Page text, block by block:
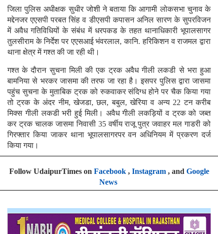
जिला पुलिस अधीक्षक सुधीर जोशी ने बताया कि आगामी लोकसभा चुनाव के
मद्देनजर एएसपी परबत सिंह व डीएसपी कपासन अनिल सारण के सुपरविजन
में अवैध गतिविधियों के संबंध में धरपकड के तहत थानाधिकारी भूपालसागर
तुलसीराम के निर्देश पर एएसआई भंवरलाल, कानि. हरिकिशन व राजमल द्वारा
थाना क्षेत्र में गश्त की जा रही थी।
गश्त के दौरान सुचना मिली की एक ट्रक अवैध गीली लकडी से भरा हुआ
बामनिया से भरकर जासमा की तरफ जा रहा है। इसपर पुलिस द्वारा जासमा
पहुंच सुचना के मुताबिक ट्रक को रुकवाकर संदिग्ध होने पर चैक किया गया
तो ट्रक के अंदर नीम, खेजडा, छल, बबुल, खेरिया व अन्य 22 टन करीब
मिक्स गीली लकडी भरी हुई मिली। अवैध गीली लकड़ियों व ट्रक को जब्त
कर ट्रक चालक जासमा निवासी 35 वर्षीय राजू पुत्र जवाहर मल गाडरी को
गिरफ्तार किया जाकर थाना भूपालसागरपर वन अधिनियम में प्रकरण दर्ज
किया गया।
Follow UdaipurTimes on Facebook, Instagram, and Google
News